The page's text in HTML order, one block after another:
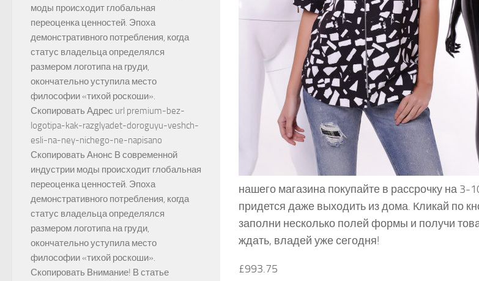
нашего магазина покупайте в рассрочку на 3-
придется даже выходить из дома. Кликай по
заполни несколько полей формы и получи
ждать, владей уже сегодня!
£993.75
моды происходит глобальная
переоценка ценностей. Эпоха
демонстративного потребления, когда
статус владельца определялся
размером логотипа на груди,
окончательно уступила место
философии «тихой роскоши».
Скопировать Адрес url premium-bez-
logotipa-kak-razglyadet-doroguyu-veshch-
esli-na-ney-nichego-ne-napisano
Скопировать Анонс В современной
индустрии моды происходит глобальная
переоценка ценностей. Эпоха
демонстративного потребления, когда
статус владельца определялся
размером логотипа на груди,
окончательно уступила место
философии «тихой роскоши».
Скопировать Внимание! В статье